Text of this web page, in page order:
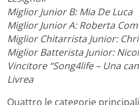
Miglior Junior B: Mia De Luca
Miglior Junior A: Roberta
Miglior Chitarrista Junior:
Miglior Batterista Junior:
Vincitore “Song4life – Una
Livrea
Quattro le categorie